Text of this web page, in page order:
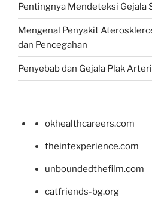
Pentingnya Mendeteksi Gejala
Mengenal Penyakit
dan Pencegahan
Penyebab dan Gejala Plak
okhealthcareers.com
theintexperience.com
unboundedthefilm.com
catfriends-bg.org